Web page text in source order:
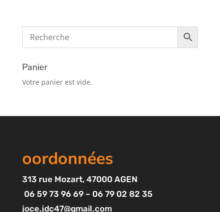
Panier
Votre panier est vide.
oordonnées
313 rue Mozart, 47000 AGEN
06 59 73 96 69 – 06 79 02 82 35
joce.jdc47@gmail.com